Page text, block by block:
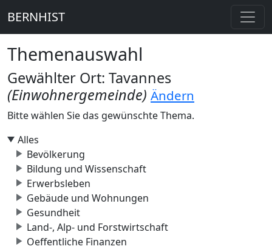
BERNHIST
Themenauswahl
Gewählter Ort: Tavannes
(Einwohnergemeinde) Ändern
Bitte wählen Sie das gewünschte Thema.
Alles
Bevölkerung
Bildung und Wissenschaft
Erwerbsleben
Gebäude und Wohnungen
Gesundheit
Land-, Alp- und Forstwirtschaft
Oeffentliche Finanzen